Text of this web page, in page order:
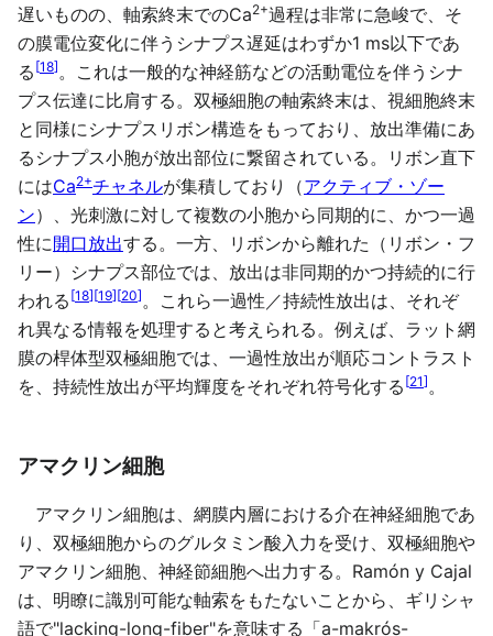
遅いものの、軸索終末でのCa2+過程は非常に急峻で、そ
の膜電位変化に伴うシナプス遅延はわずか1 ms以下であ
る [18] 。これは一般的な神経筋などの活動電位を伴うシナ
プス伝達に比肩する。双極細胞の軸索終末は、視細胞終末
と同様にシナプスリボン構造をもっており、放出準備にあ
るシナプス小胞が放出部位に繋留されている。リボン直下
にはCa2+チャネルが集積しており（アクティブ・ゾー
ン）、光刺激に対して複数の小胞から同期的に、かつ一過
性に開口放出する。一方、リボンから離れた（リボン・フ
リー）シナプス部位では、放出は非同期的かつ持続的に行
われる [18][19][20] 。これら一過性／持続性放出は、それぞ
れ異なる情報を処理すると考えられる。例えば、ラット網
膜の桿体型双極細胞では、一過性放出が順応コントラスト
を、持続性放出が平均輝度をそれぞれ符号化する [21] 。
アマクリン細胞
アマクリン細胞は、網膜内層における介在神経細胞であ
り、双極細胞からのグルタミン酸入力を受け、双極細胞や
アマクリン細胞、神経節細胞へ出力する。Ramón y Cajal
は、明瞭に識別可能な軸索をもたないことから、ギリシャ
語で"lacking-long-fiber"を意味する「a-makrós-